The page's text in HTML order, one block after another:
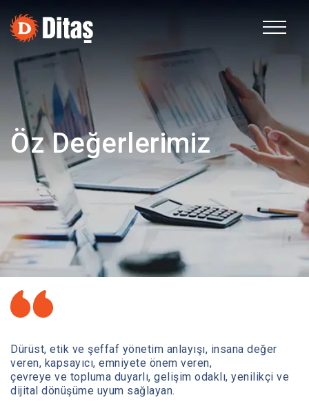
Kurumsal
Faaliyet Alanları
Sürdürülebilirlik
İletişim
Öz Değerlerimiz
Dürüst, etik ve şeffaf yönetim anlayışı, insana değer
veren, kapsayıcı, emniyete önem veren,
çevreye ve topluma duyarlı, gelişim odaklı, yenilikçi ve
dijital dönüşüme uyum sağlayan.